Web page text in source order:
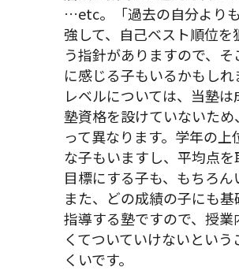
…etc。「過去の自分より
強して、自己ベスト順位を
う指針がありますので、そ
に感じる子もいるかもしれ
レベルについては、当塾
塾資格を設けていないため
って異なります。学年の上
な子もいますし、平均点を
目標にする子も、もちろん
また、どの成績の子にも基
指導する塾ですので、授業
くてついていけないという
くいです。